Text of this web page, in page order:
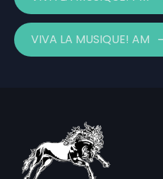
VIVA LA MUSIQUE! AM